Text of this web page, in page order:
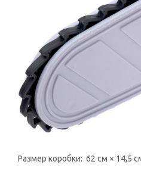
Размер коробки: 62 см × 14,5